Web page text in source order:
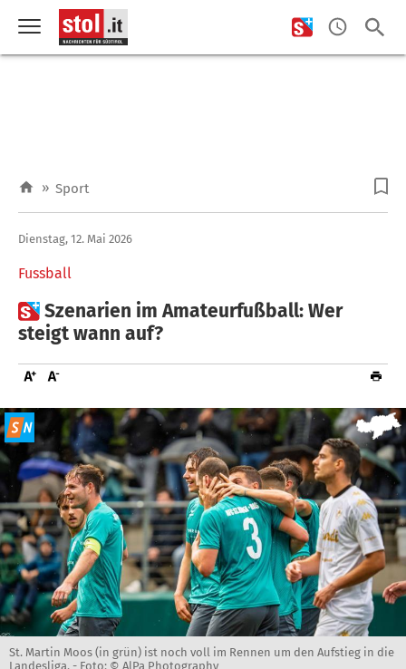
» Sport
Fussball
Dienstag, 12. Mai 2026
Szenarien im Amateurfußball: Wer
steigt wann auf?
St. Martin Moos (in grün) ist noch voll im Rennen um den Aufstieg in die
Landesliga. - Foto: © AlPa Photography